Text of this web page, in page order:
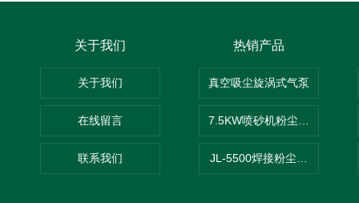
关于我们
关于我们
在线留言
联系我们
热销产品
真空吸尘旋涡式气泵
7.5KW喷砂机粉尘吸尘器
JL-5500焊接粉尘吸尘器